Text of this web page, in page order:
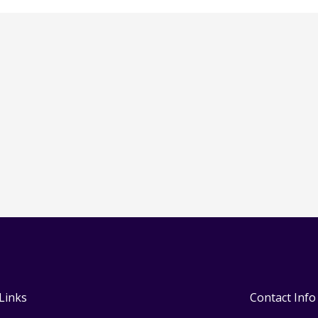
Contact Info